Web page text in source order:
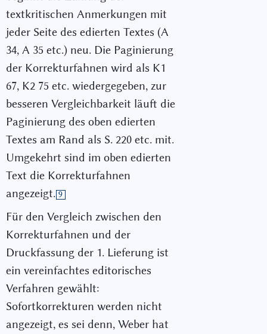
textkritischen Anmerkungen mit
jeder Seite des edierten Textes (A
34, A 35 etc.) neu. Die Paginierung
der Korrekturfahnen wird als K1
67, K2 75 etc. wiedergegeben, zur
besseren Vergleichbarkeit läuft die
Paginierung des oben edierten
Textes am Rand als S. 220 etc. mit.
Umgekehrt sind im oben edierten
Text die Korrekturfahnen
angezeigt. 9
Für den Vergleich zwischen den
Korrekturfahnen und der
Druckfassung der 1. Lieferung ist
ein vereinfachtes editorisches
Verfahren gewählt:
Sofortkorrekturen werden nicht
angezeigt, es sei denn, Weber hat